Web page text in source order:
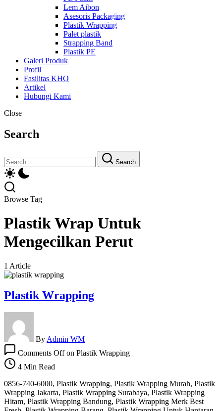
Lem Aibon
Asesoris Packaging
Plastik Wrapping
Palet plastik
Strapping Band
Plastik PE
Galeri Produk
Profil
Fasilitas KHO
Artikel
Hubungi Kami
Close
Search
Search
Browse Tag
Plastik Wrap Untuk
Mengecilkan Perut
1 Article
Plastik Wrapping
By Admin WM
Comments Offon Plastik Wrapping
4 Min Read
0856-740-6000, Plastik Wrapping, Plastik Wrapping Murah, Plastik
Wrapping Jakarta, Plastik Wrapping Surabaya, Plastik Wrapping
Hitam, Plastik Wrapping Bandung, Plastik Wrapping Merk Best